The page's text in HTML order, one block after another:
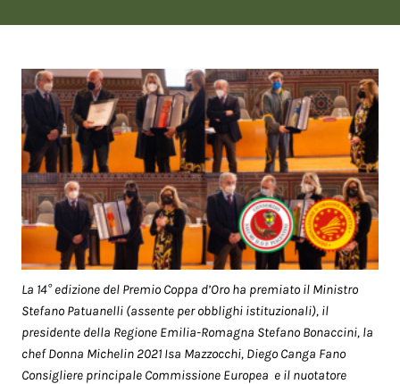
La 14° edizione del Premio Coppa d’Oro ha premiato il Ministro
Stefano Patuanelli (assente per obblighi istituzionali), il
presidente della Regione Emilia-Romagna Stefano Bonaccini, la
chef Donna Michelin 2021 Isa Mazzocchi, Diego Canga Fano
Consigliere principale Commissione Europea e il nuotatore